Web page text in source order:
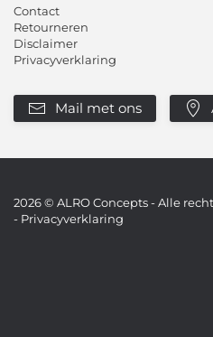
Contact
Retourneren
Disclaimer
Privacyverklaring
Mail met ons
2026© ALRO Concepts - Alle
- Privacyverklaring